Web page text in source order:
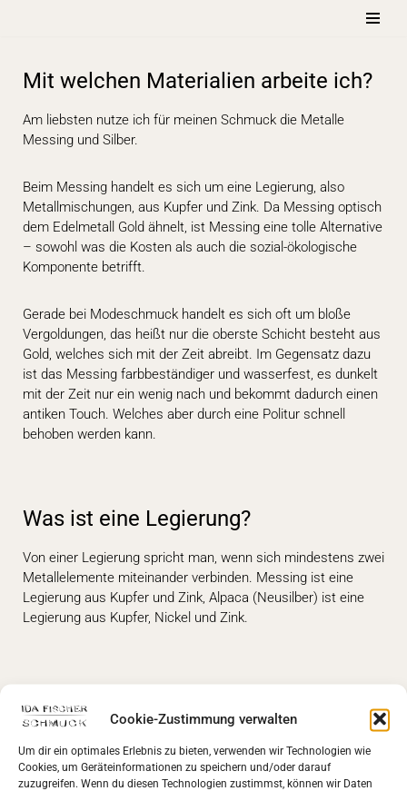
Cookie-Zustimmung verwalten
Um dir ein optimales Erlebnis zu bieten, verwenden wir Technologien wie
Cookies, um Geräteinformationen zu speichern und/oder darauf
zuzugreifen. Wenn du diesen Technologien zustimmst, können wir Daten
Inhalt
springen
Mit welchen Materialien arbeite ich?
Am liebsten nutze ich für meinen Schmuck die Metalle
Messing und Silber.
Beim Messing handelt es sich um eine Legierung, also
Metallmischungen, aus Kupfer und Zink. Da Messing optisch
dem Edelmetall Gold ähnelt, ist Messing eine tolle Alternative
– sowohl was die Kosten als auch die sozial-ökologische
Komponente betrifft.
Gerade bei Modeschmuck handelt es sich oft um bloße
Vergoldungen, das heißt nur die oberste Schicht besteht aus
Gold, welches sich mit der Zeit abreibt. Im Gegensatz dazu
ist das Messing farbbeständiger und wasserfest, es dunkelt
mit der Zeit nur ein wenig nach und bekommt dadurch einen
antiken Touch. Welches aber durch eine Politur schnell
behoben werden kann.
Was ist eine Legierung?
Von einer Legierung spricht man, wenn sich mindestens zwei
Metallelemente miteinander verbinden. Messing ist eine
Legierung aus Kupfer und Zink, Alpaca (Neusilber) ist eine
Legierung aus Kupfer, Nickel und Zink.
Warum verzichte ich auf Gold?
besitzen bedeutet für viele Sicherheit und Wohlstand. Ein
Wohlstand allerdings, der auf Kosten jener geht, die es unter